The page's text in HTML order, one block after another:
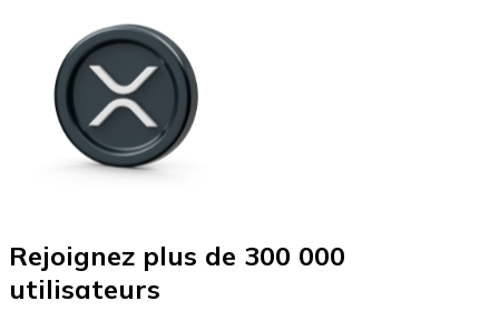
Rejoignez plus de 300 000
utilisateurs